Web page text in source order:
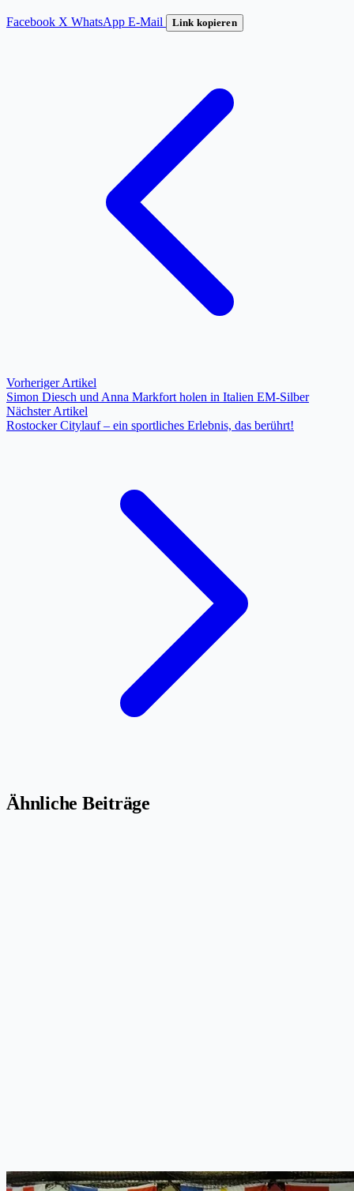
Facebook X WhatsApp E-Mail Link kopieren
Vorheriger Artikel
Simon Diesch und Anna Markfort holen in Italien EM-Silber
Nächster Artikel
Rostocker Citylauf – ein sportliches Erlebnis, das berührt!
Ähnliche Beiträge